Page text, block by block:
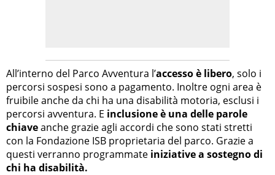
All’interno del Parco Avventura l’accesso è libero, solo i
percorsi sospesi sono a pagamento. Inoltre ogni area è
fruibile anche da chi ha una disabilità motoria, esclusi i
percorsi avventura. E inclusione è una delle parole
chiaveanche grazie agli accordi che sono stati stretti
con la Fondazione ISB proprietaria del parco. Grazie a
questi verranno programmate iniziative a sostegno di
chi ha disabilità.